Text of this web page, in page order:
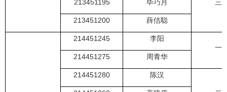
三
213451195 毕巧月
213451200 薛佶聪
214451245
李阳
一
214451275 周青华
214451280 陈汉